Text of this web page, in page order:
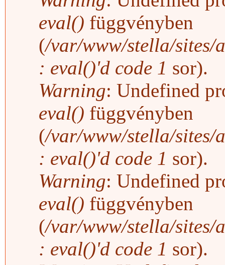
eval() függvényben
(/var/www/stella/sites/
: eval()'d code 1 sor).
Warning: Undefined
eval() függvényben
(/var/www/stella/sites/
: eval()'d code 1 sor).
Warning: Undefined
eval() függvényben
(/var/www/stella/sites/
: eval()'d code 1 sor).